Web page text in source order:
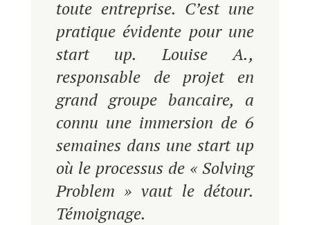
toute entreprise. C’est une
pratique évidente pour une
start up. Louise A.,
responsable de projet en
grand groupe bancaire, a
connu une immersion de 6
semaines dans une start up
où le processus de « Solving
Problem » vaut le détour.
Témoignage.